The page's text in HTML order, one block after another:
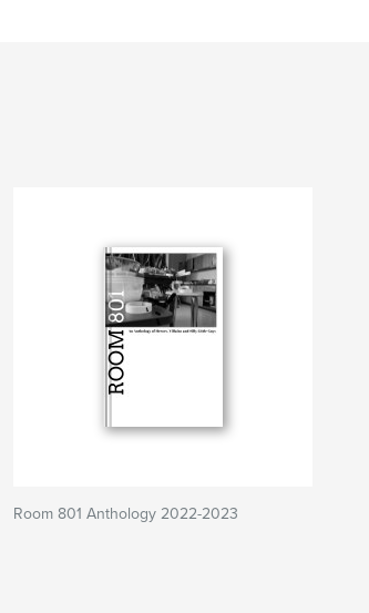
Room 801 Anthology 2022-2023